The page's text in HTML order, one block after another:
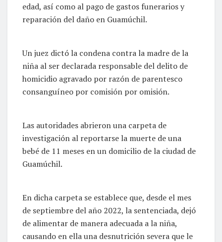
edad, así como al pago de gastos funerarios y
reparación del daño en Guamúchil.
Un juez dictó la condena contra la madre de la
niña al ser declarada responsable del delito de
homicidio agravado por razón de parentesco
consanguíneo por comisión por omisión.
Las autoridades abrieron una carpeta de
investigación al reportarse la muerte de una
bebé de 11 meses en un domicilio de la ciudad de
Guamúchil.
En dicha carpeta se establece que, desde el mes
de septiembre del año 2022, la sentenciada, dejó
de alimentar de manera adecuada a la niña,
causando en ella una desnutrición severa que le